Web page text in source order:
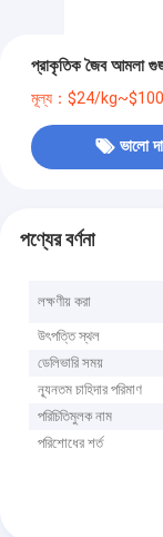
প্রাকৃতিক জৈব আমলা
মূল্য：$24/
ভালো
পণ্যের বর্ণনা
লক্ষণীয় করা
উৎপত্তি স্থল
ডেলিভারি সময়
ন্যূনতম চাহিদার পরিমাণ
পরিচিতিমুলক নাম
পরিশোধের শর্ত